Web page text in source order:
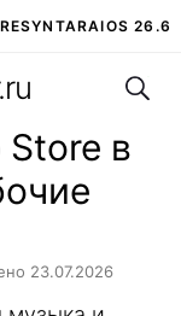
SYNTARAIOS 26.6
Store в
23.07.2026